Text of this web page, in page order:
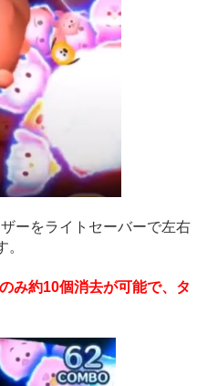
ーをライトセーバーで左右
み約10個消去が可能で、タ